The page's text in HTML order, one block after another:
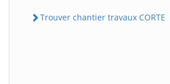
Trouver chantier travaux CORTE